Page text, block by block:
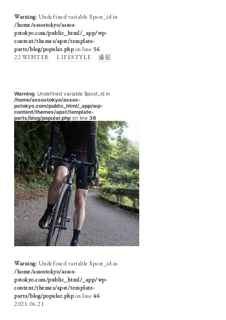
Warning: Undefined variable $post_id in
/home/assostokyo/assos-
pstokyo.com/public_html/_app/wp-
content/themes/apst/template-
parts/blog/popular.phpon line 56
22 WINTER
LIFESTYLE 遠征
Warning: Undefined variable $post_id in
/home/assostokyo/assos-
pstokyo.com/public_html/_app/wp-
content/themes/apst/template-
parts/blog/popular.php on line 36
Warning: Undefined variable $post_id in
/home/assostokyo/assos-
pstokyo.com/public_html/_app/wp-
content/themes/apst/template-
parts/blog/popular.phpon line 46
2021.06.21